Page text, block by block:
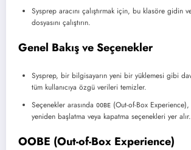
Sysprep aracını çalıştırmak için, bu klasöre gidin
dosyasını çalıştırın.
Genel Bakış ve Seçenekler
Sysprep, bir bilgisayarın yeni bir yüklemesi gibi
tüm kullanıcıya özgü verileri temizler.
Seçenekler arasında OOBE (Out-of-Box Experience),
yeniden başlatma veya kapatma seçenekleri yer alır.
OOBE (Out-of-Box Experience)